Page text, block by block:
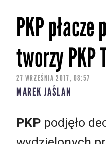
PKP płacze
tworzy PKP
27 WRZEŚNIA 2017, 08:57
MAREK JAŚLAN
PKP podjęło